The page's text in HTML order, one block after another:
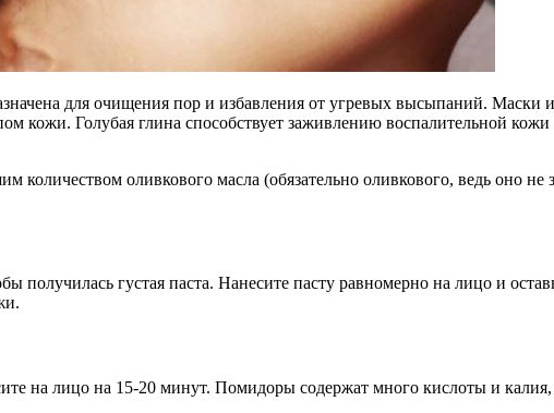
для очищения пор и избавления от угревых высыпаний.
кожи. Голубая глина способствует заживлению воспалительной
количеством оливкового масла (обязательно оливкового, ведь оно
получилась густая паста. Нанесите пасту равномерно на лицо и
на лицо на 15-20 минут. Помидоры содержат много кислоты и